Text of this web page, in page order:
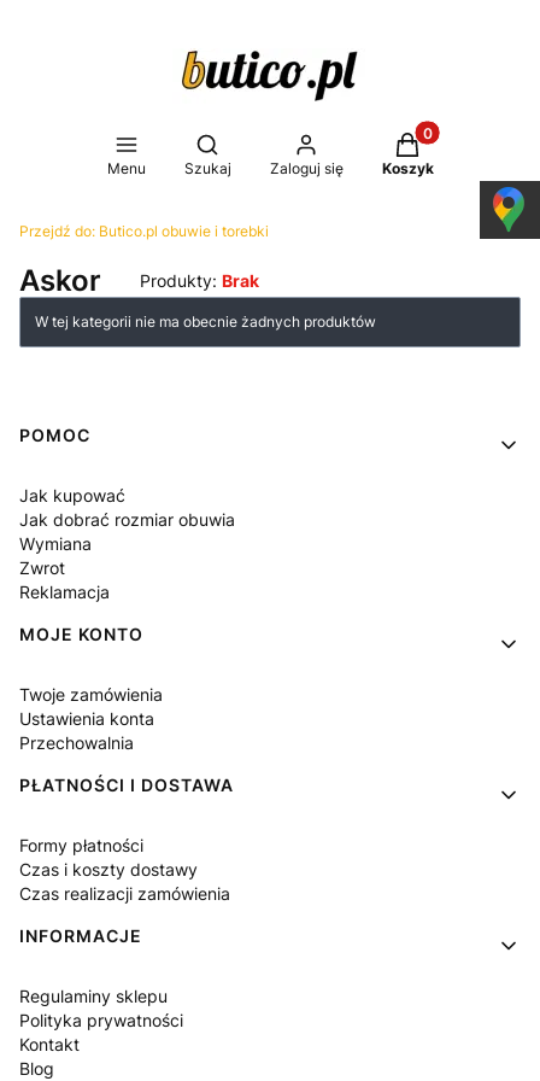
Menu
Otwórz wyszukiwarkę
Szukaj Zaloguj się
Produkty w
Koszyk
Przejdź do: Butico.pl obuwie i torebki
Askor Produkty: Brak
Lista produktów
W tej kategorii nie ma obecnie żadnych produktów
Linki w stopce
POMOC
Jak kupować
Jak dobrać rozmiar obuwia
Wymiana
Zwrot
Reklamacja
MOJE KONTO
Twoje zamówienia
Ustawienia konta
Przechowalnia
PŁATNOŚCI I DOSTAWA
Formy płatności
Czas i koszty dostawy
Czas realizacji zamówienia
INFORMACJE
Regulaminy sklepu
Polityka prywatności
Kontakt
Blog